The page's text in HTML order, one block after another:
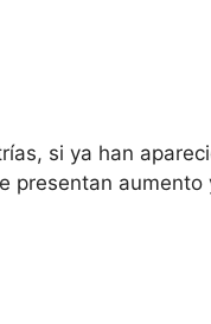
si ya han